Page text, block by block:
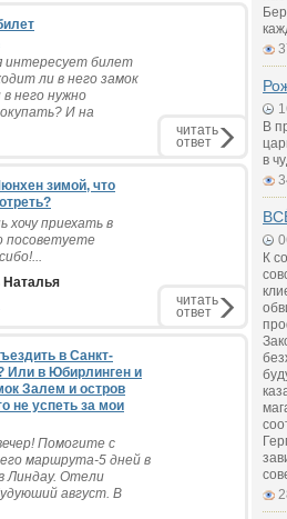
интересует билет
ли в него замок
него нужно
И на
читать
ответ
зимой, что
хочу приехать в
посоветуете
Наталья
читать
ответ
в Санкт-
Или в Юбирлинген и
Залем и остров
не успеть за мои
Помогите с
маршрута-5 дней в
Линдау. Отели
август. В
В
в
К